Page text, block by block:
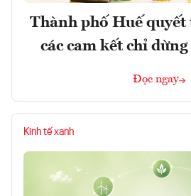
Thành phố Huế quyết
các cam kết chỉ
Đọc ngay
Kinh tế xanh